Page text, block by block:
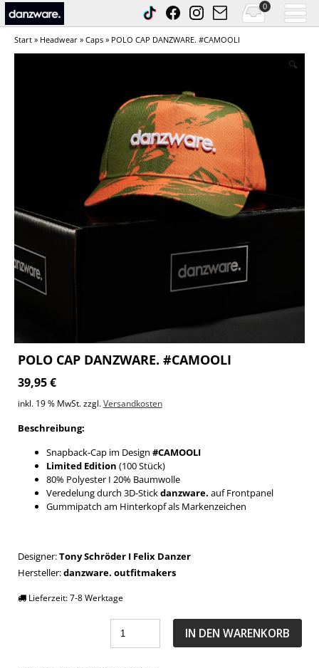
0
Start » Headwear »Caps » POLO CAP DANZWARE. #CAMOOLI
🔍
POLO CAP DANZWARE. #CAMOOLI
39,95€
inkl. 19 % MwSt. zzgl. Versandkosten
Beschreibung:
Snapback-Cap im Design #CAMOOLI
Limited Edition (100 Stück)
80% Polyester I 20% Baumwolle
Veredelung durch 3D-Stickdanzware. auf Frontpanel
Gummipatch am Hinterkopf als Markenzeichen
Designer:Tony Schröder I Felix Danzer
Hersteller:danzware. outfitmakers
Lieferzeit:7-8 Werktage
IN DEN WARENKORB